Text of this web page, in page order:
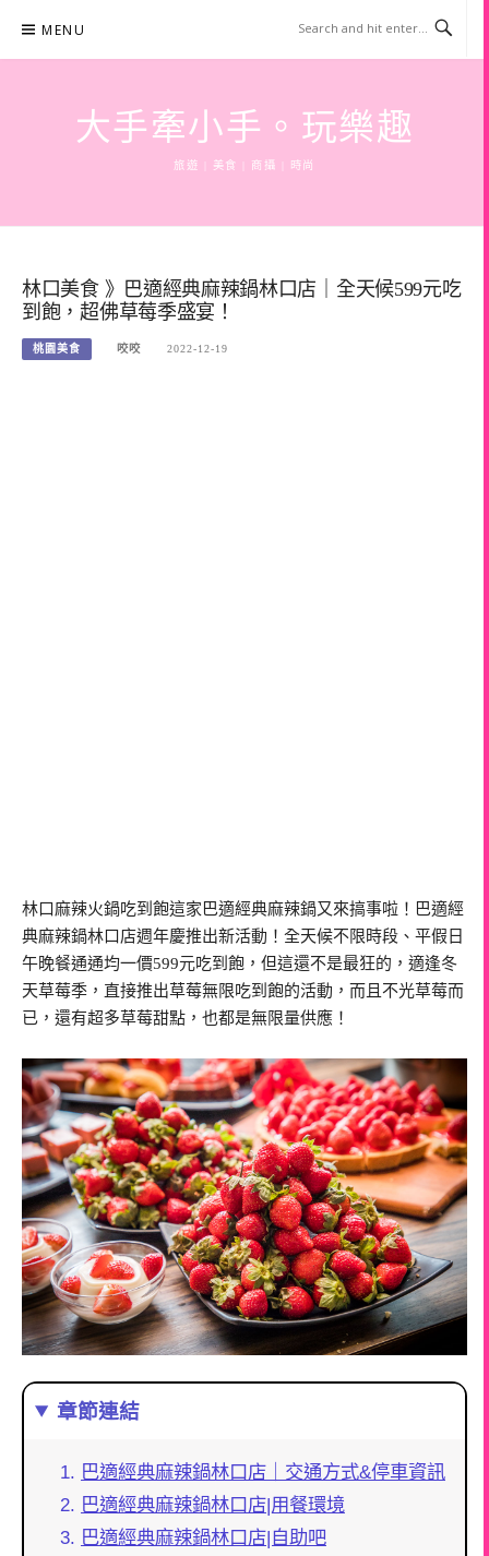
content
MENU
大手牽小手。玩樂趣
旅遊 | 美食 | 商攝 | 時尚
林口美食 》巴適經典麻辣鍋林口店｜全天候599元吃
到飽，超佛草莓季盛宴！
桃園美食 咬咬 2022-12-19
林口麻辣火鍋吃到飽這家巴適經典麻辣鍋又來搞事啦！巴適經
典麻辣鍋林口店週年慶推出新活動！全天候不限時段、平假日
午晚餐通通均一價599元吃到飽，但這還不是最狂的，適逢冬
天草莓季，直接推出草莓無限吃到飽的活動，而且不光草莓而
已，還有超多草莓甜點，也都是無限量供應！
章節連結
巴適經典麻辣鍋林口店｜交通方式&停車資訊
巴適經典麻辣鍋林口店|用餐環境
巴適經典麻辣鍋林口店|自助吧